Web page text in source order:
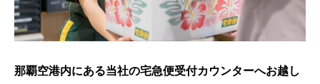
那覇空港内にある当社の宅急便受付カウンターへお越し